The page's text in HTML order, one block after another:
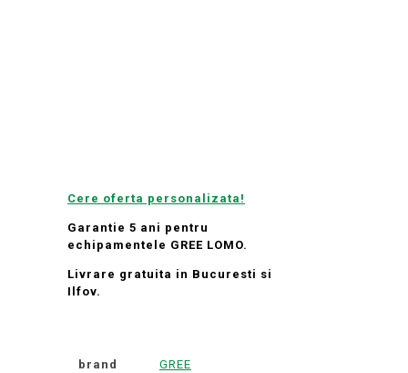
Cere oferta personalizata!
Garantie 5 ani pentru
echipamentele GREE LOMO.
Livrare gratuita in Bucuresti si
Ilfov.
brand GREE